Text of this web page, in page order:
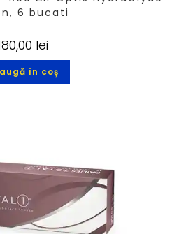
6 bucati
lei
în coș